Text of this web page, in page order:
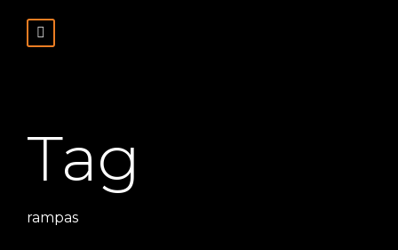
Tag
rampas